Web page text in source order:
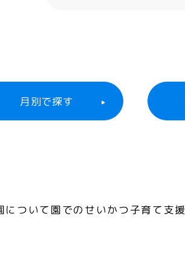
月別で探す
について 園でのせいかつ子育て支援